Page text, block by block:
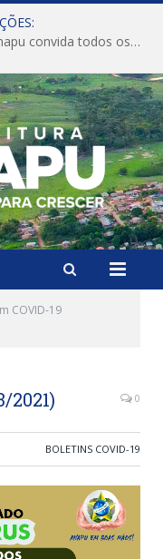
CONVITE A Prefeitura Municipal de Anapu convida todos os servidores públicos municipais para participarem da Audiência Pública de discussão da Lei de Diretrizes Orçamentárias (LDO), importante instrumento de planejamento das ações e investimentos da Administração Pública para o próximo exercício financeiro.
COVID-19
2021) 0
BOLETINS COVID-19